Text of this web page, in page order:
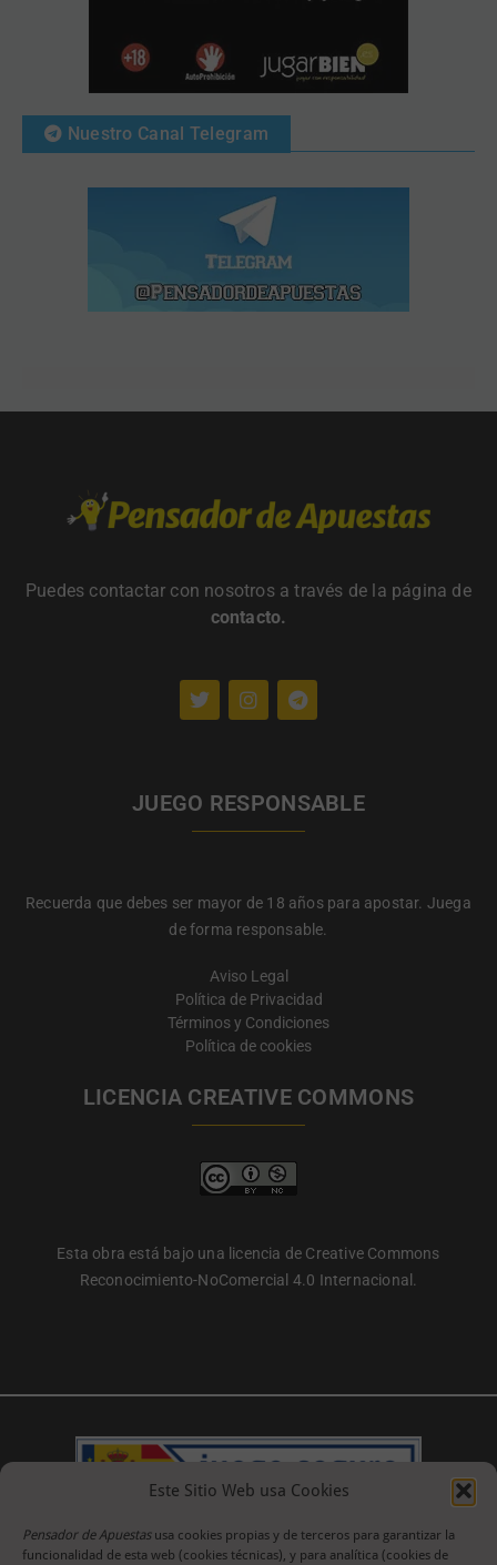
Este Sitio Web usa Cookies
Pensador de Apuestas usa cookies propias y de terceros para garantizar la
funcionalidad de esta web (cookies técnicas), y para analítica (cookies de
Nuestro Canal Telegram
Puedes contactar con nosotros a través de la página de
contacto.
JUEGO RESPONSABLE
Recuerda que debes ser mayor de 18 años para apostar. Juega
de forma responsable.
Aviso Legal
Política de Privacidad
Términos y Condiciones
Política de cookies
LICENCIA CREATIVE COMMONS
Esta obra está bajo una licencia de Creative Commons
Reconocimiento-NoComercial 4.0 Internacional.